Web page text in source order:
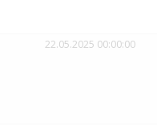
22.05.2025 00:00:00